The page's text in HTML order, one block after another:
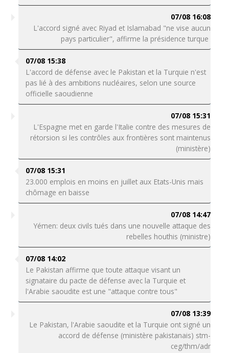
07/08 16:08
L'accord signé avec Riyad et Islamabad "ne vise aucun
pays particulier", affirme la présidence turque
07/08 15:38
L'accord de défense avec le Pakistan et la Turquie n'est
pas lié à des ambitions nucléaires, selon une source
officielle saoudienne
07/08 15:31
L'Espagne met en garde l'Italie contre des mesures de
rétorsion si les contrôles aux frontières sont maintenus
(ministère)
07/08 15:31
23.000 emplois en moins en juillet aux Etats-Unis mais
chômage en baisse
07/08 14:47
Yémen: deux civils tués dans une nouvelle attaque des
rebelles houthis (ministre)
07/08 14:02
Le Pakistan affirme que toute attaque visant un
signataire du pacte de défense avec la Turquie et
l'Arabie saoudite est une "attaque contre tous"
07/08 13:39
Le Pakistan, l'Arabie saoudite et la Turquie ont signé un
accord de défense (ministère pakistanais) stm-
ceg/thm/adr